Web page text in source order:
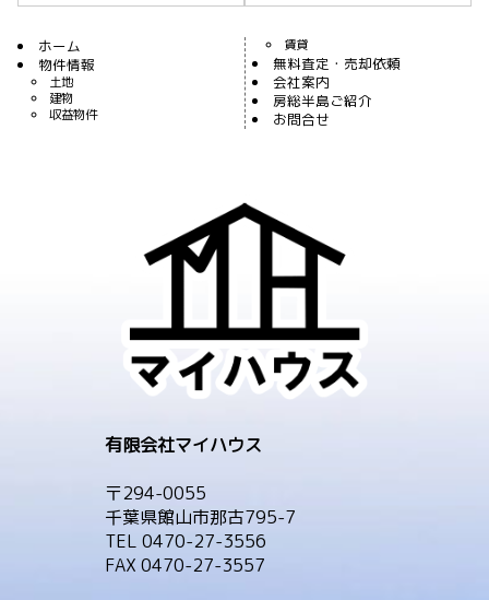
ホーム
物件情報
土地
建物
収益物件
賃貸
無料査定・売却依頼
会社案内
房総半島ご紹介
お問合せ
有限会社マイハウス
〒294-0055
千葉県館山市那古795-7
TEL 0470-27-3556
FAX 0470-27-3557